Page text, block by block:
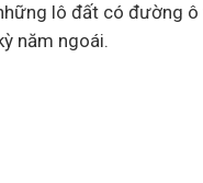
lô đất có đường
năm ngoái.